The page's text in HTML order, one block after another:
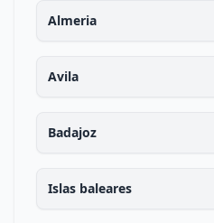
Almeria
Avila
Badajoz
Islas baleares